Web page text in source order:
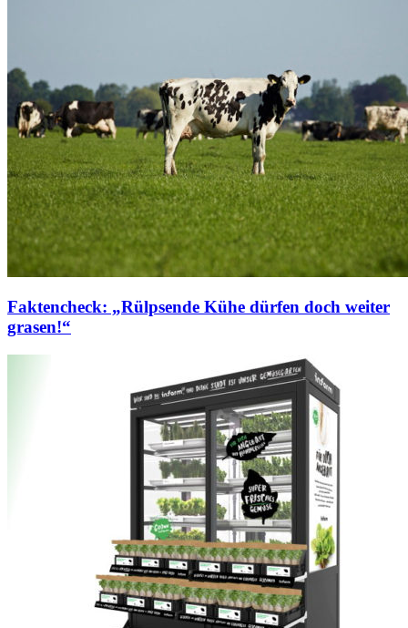
Faktencheck: „Rülpsende Kühe dürfen doch weiter
grasen!“